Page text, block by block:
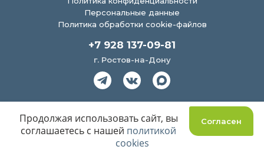
Персональные данные
Политика обработки cookie-файлов
+7 928 137-09-81
г. Ростов-на-Дону
Согласен
Продолжая использовать сайт, вы
соглашаетесь с нашей политикой
cookies